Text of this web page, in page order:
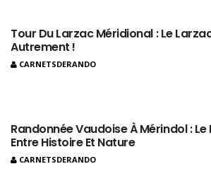
Tour Du Larzac Méridional : Le
Autrement !
CARNETSDERANDO
Randonnée Vaudoise À Mérindol :
Entre Histoire Et Nature
CARNETSDERANDO